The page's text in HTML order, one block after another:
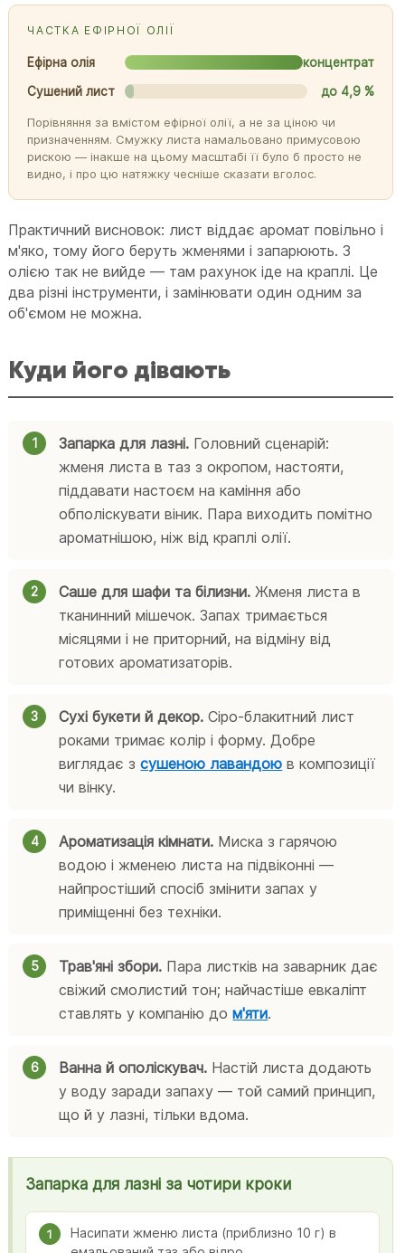
ЧАСТКА ЕФІРНОЇ ОЛІЇ
Ефірна олія
концентрат
Сушений лист
до 4,9 %
Порівняння за вмістом ефірної олії, а не за ціною чи
призначенням. Смужку листа намальовано примусовою
рискою — інакше на цьому масштабі її було б просто не
видно, і про цю натяжку чесніше сказати вголос.
Практичний висновок: лист віддає аромат повільно і
м'яко, тому його беруть жменями і запарюють. З
олією так не вийде — там рахунок іде на краплі. Це
два різні інструменти, і замінювати один одним за
об'ємом не можна.
Куди його дівають
Запарка для лазні. Головний сценарій:
жменя листа в таз з окропом, настояти,
піддавати настоєм на каміння або
обполіскувати віник. Пара виходить помітно
ароматнішою, ніж від краплі олії.
Саше для шафи та білизни. Жменя листа в
тканинний мішечок. Запах тримається
місяцями і не приторний, на відміну від
готових ароматизаторів.
Сухі букети й декор. Сіро-блакитний лист
роками тримає колір і форму. Добре
виглядає зсушеною лавандою в композиції
чи вінку.
Ароматизація кімнати. Миска з гарячою
водою і жменею листа на підвіконні —
найпростіший спосіб змінити запах у
приміщенні без техніки.
Трав'яні збори. Пара листків на заварник дає
свіжий смолистий тон; найчастіше евкаліпт
ставлять у компанію дом'яти.
Ванна й ополіскувач. Настій листа додають
у воду заради запаху — той самий принцип,
що й у лазні, тільки вдома.
Запарка для лазні за чотири кроки
1
Насипати жменю листа (приблизно 10 г) в